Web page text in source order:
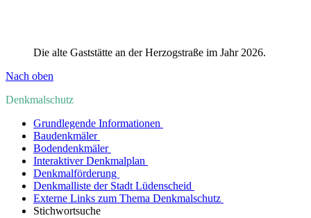
Die alte Gaststätte an der Herzogstraße im Jahr 2026.
Nach oben
Denkmalschutz
Grundlegende Informationen
Baudenkmäler
Bodendenkmäler
Interaktiver Denkmalplan
Denkmalförderung
Denkmalliste der Stadt Lüdenscheid
Externe Links zum Thema Denkmalschutz
Stichwortsuche